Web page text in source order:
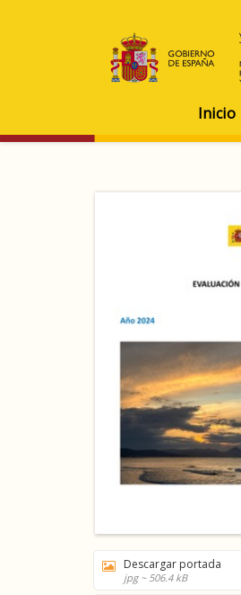
Inicio
Descargar portada
jpg ~ 506.4 kB